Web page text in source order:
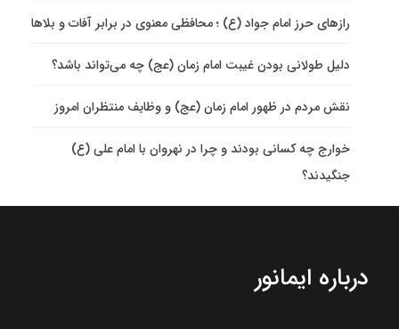
رازهای حرز امام جواد (ع) ؛ محافظی معنوی در برابر آفات و بلاها
دلیل طولانی بودن غیبت امام زمان (عج) چه می‌تواند باشد؟
نقش مردم در ظهور امام زمان (عج) و وظایف منتظران امروز
خوارج چه کسانی بودند و چرا در نهروان با امام علی (ع)
جنگیدند؟
درباره ایمانور